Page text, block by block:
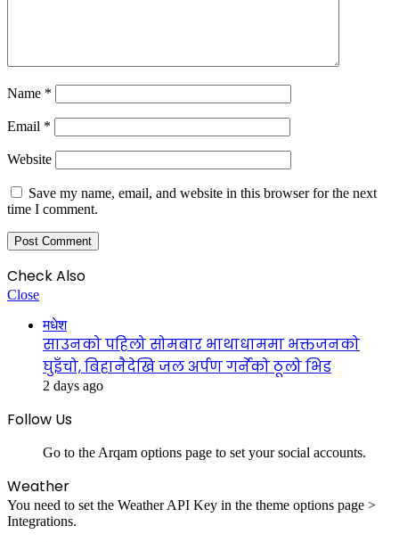
Name *
Email *
Website
Save my name, email, and website in this browser for the next
time I comment.
Check Also
Close
मधेश
साउनको पहिलो सोमबार भाथाधाममा भक्तजनको
घुइँचो, बिहानैदेखि जल अर्पण गर्नेको ठूलो भिड
2 days ago
Follow Us
Go to the Arqam options page to set your social accounts.
Weather
You need to set the Weather API Key in the theme options page >
Integrations.